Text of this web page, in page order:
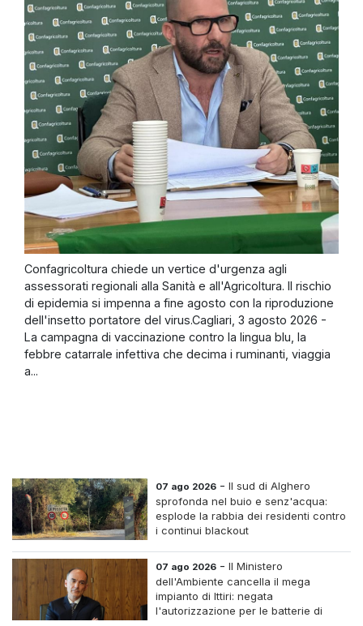
Confagricoltura chiede un vertice d'urgenza agli
assessorati regionali alla Sanità e all'Agricoltura. Il rischio
di epidemia si impenna a fine agosto con la riproduzione
dell'insetto portatore del virus.Cagliari, 3 agosto 2026 -
La campagna di vaccinazione contro la lingua blu, la
febbre catarrale infettiva che decima i ruminanti, viaggia
a...
07 ago 2026 -Il sud di Alghero
sprofonda nel buio e senz'acqua:
esplode la rabbia dei residenti contro
i continui blackout
07 ago 2026 -Il Ministero
dell'Ambiente cancella il mega
impianto di Ittiri: negata
l'autorizzazione per le batterie di